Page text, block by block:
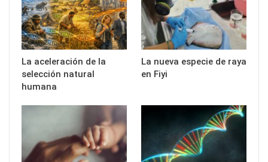
La aceleración de la
selección natural
humana
La nueva especie de raya
en Fiyi